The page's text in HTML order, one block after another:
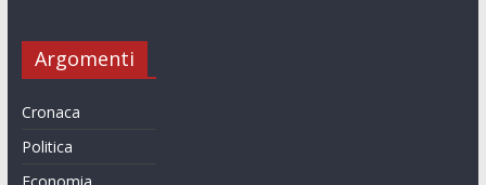
Argomenti
Cronaca
Politica